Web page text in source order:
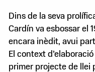
Dins de la seva
Cardín va esbossar el
encara inèdit, avui
El context
primer projecte de llei